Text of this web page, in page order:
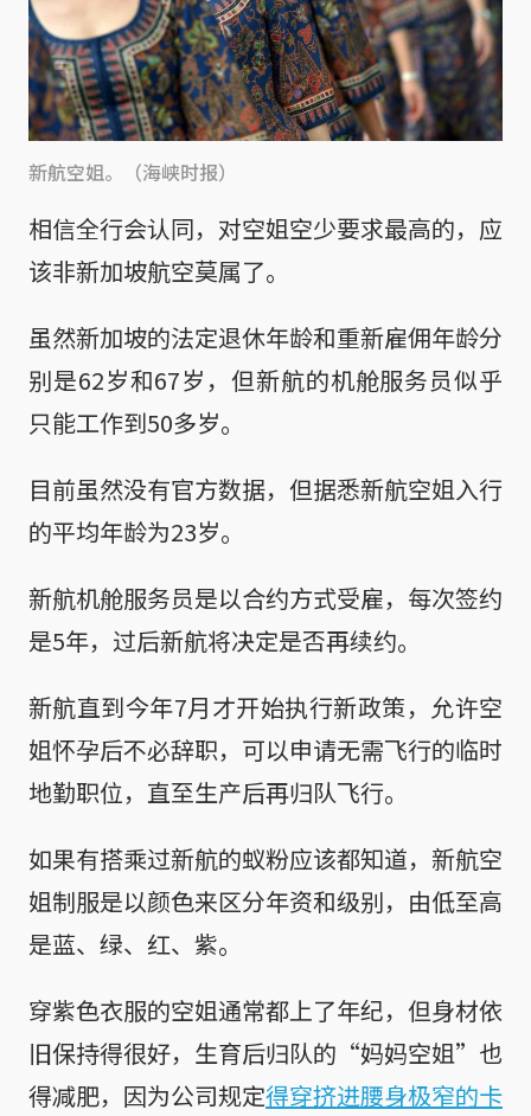
新航空姐。（海峡时报）
相信全行会认同，对空姐空少要求最高的，应
该非新加坡航空莫属了。
虽然新加坡的法定退休年龄和重新雇佣年龄分
别是62岁和67岁，但新航的机舱服务员似乎
只能工作到50多岁。
目前虽然没有官方数据，但据悉新航空姐入行
的平均年龄为23岁。
新航机舱服务员是以合约方式受雇，每次签约
是5年，过后新航将决定是否再续约。
新航直到今年7月才开始执行新政策，允许空
姐怀孕后不必辞职，可以申请无需飞行的临时
地勤职位，直至生产后再归队飞行。
如果有搭乘过新航的蚁粉应该都知道，新航空
姐制服是以颜色来区分年资和级别，由低至高
是蓝、绿、红、紫。
穿紫色衣服的空姐通常都上了年纪，但身材依
旧保持得很好，生育后归队的“妈妈空姐”也
得减肥，因为公司规定得穿挤进腰身极窄的卡